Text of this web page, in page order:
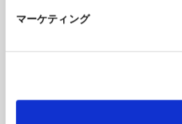
マーケティング
体制